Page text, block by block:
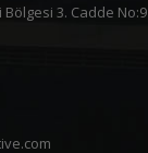
3. Cadde No:9